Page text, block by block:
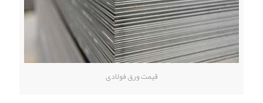
قیمت ورق فولادی